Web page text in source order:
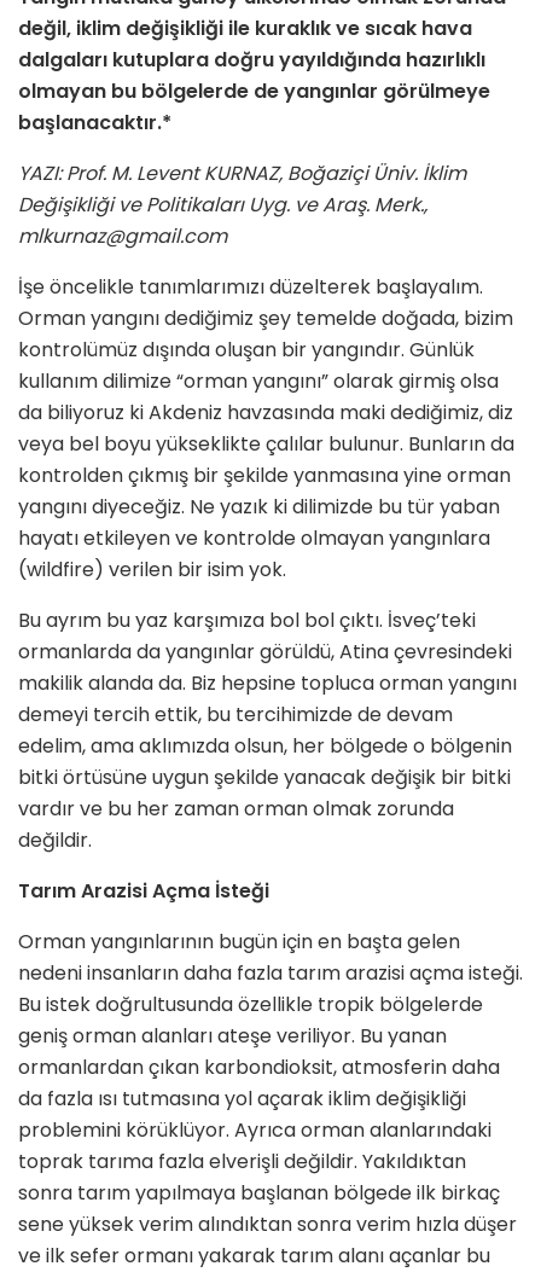
değil, iklim değişikliği ile kuraklık ve sıcak hava
dalgaları kutuplara doğru yayıldığında hazırlıklı
olmayan bu bölgelerde de yangınlar görülmeye
başlanacaktır.*
YAZI: Prof. M. Levent KURNAZ, Boğaziçi Üniv. İklim
Değişikliği ve Politikaları Uyg. ve Araş. Merk.,
mlkurnaz@gmail.com
İşe öncelikle tanımlarımızı düzel­terek başlayalım.
Orman yangını dediğimiz şey temelde doğada, bi­zim
kontrolümüz dışında oluşan bir yangındır. Günlük
kullanım dilimize “orman yangını” olarak girmiş olsa
da biliyoruz ki Akdeniz havzasında maki dediğimiz, diz
veya bel boyu yükseklikte çalılar bulunur. Bunla­rın da
kontrolden çıkmış bir şekilde yanmasına yine orman
yangını diye­ceğiz. Ne yazık ki dilimizde bu tür yaban
hayatı etkileyen ve kontrolde olmayan yangınlara
(wildfire) veri­len bir isim yok.
Bu ayrım bu yaz karşımıza bol bol çıktı. İsveç’teki
ormanlarda da yan­gınlar görüldü, Atina çevresindeki
makilik alanda da. Biz hepsine top­luca orman yangını
demeyi tercih ettik, bu tercihimizde de devam
edelim, ama aklımızda olsun, her bölgede o bölgenin
bitki örtüsüne uygun şekilde yanacak değişik bir bitki
vardır ve bu her zaman orman olmak zorunda
değildir.
Tarım Arazisi Açma İsteği
Orman yangınlarının bugün için en başta gelen
nedeni insanların daha fazla tarım arazisi açma isteği.
Bu istek doğrultusunda özellikle tro­pik bölgelerde
geniş orman alanları ateşe veriliyor. Bu yanan
ormanlar­dan çıkan karbondioksit, atmosfe­rin daha
da fazla ısı tutmasına yol açarak iklim değişikliği
problemini körüklüyor. Ayrıca orman alanla­rındaki
toprak tarıma fazla elverişli değildir. Yakıldıktan
sonra tarım ya­pılmaya başlanan bölgede ilk birkaç
sene yüksek verim alındıktan sonra verim hızla düşer
ve ilk sefer orma­nı yakarak tarım alanı açanlar bu